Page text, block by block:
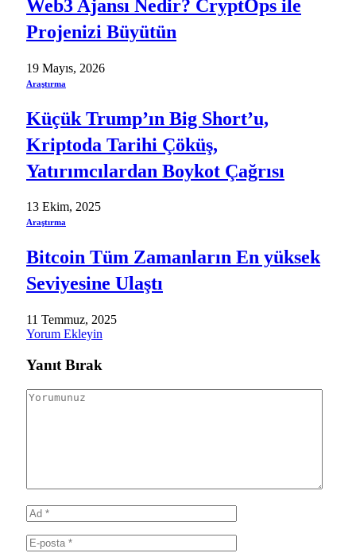
Web3 Ajansı Nedir? CryptOps ile
Projenizi Büyütün
19 Mayıs, 2026
Araştırma
Küçük Trump’ın Big Short’u,
Kriptoda Tarihi Çöküş,
Yatırımcılardan Boykot Çağrısı
13 Ekim, 2025
Araştırma
Bitcoin Tüm Zamanların En yüksek
Seviyesine Ulaştı
11 Temmuz, 2025
Yorum Ekleyin
Yanıt Bırak